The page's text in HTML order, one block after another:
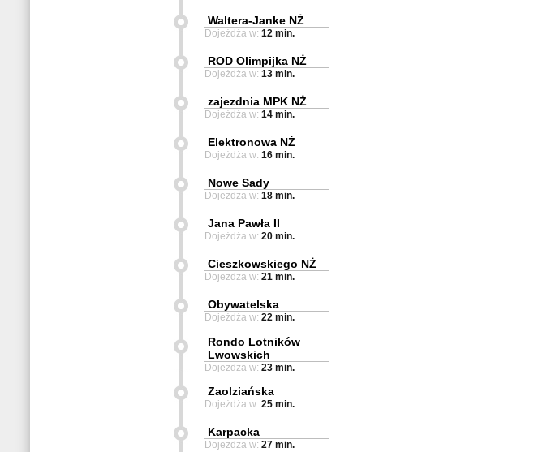
Waltera-Janke NŻ
Dojeżdża w: 12 min.
ROD Olimpijka NŻ
Dojeżdża w: 13 min.
zajezdnia MPK NŻ
Dojeżdża w: 14 min.
Elektronowa NŻ
Dojeżdża w: 16 min.
Nowe Sady
Dojeżdża w: 18 min.
Jana Pawła II
Dojeżdża w: 20 min.
Cieszkowskiego NŻ
Dojeżdża w: 21 min.
Obywatelska
Dojeżdża w: 22 min.
Rondo Lotników
Lwowskich
Dojeżdża w: 23 min.
Zaolziańska
Dojeżdża w: 25 min.
Karpacka
Dojeżdża w: 27 min.